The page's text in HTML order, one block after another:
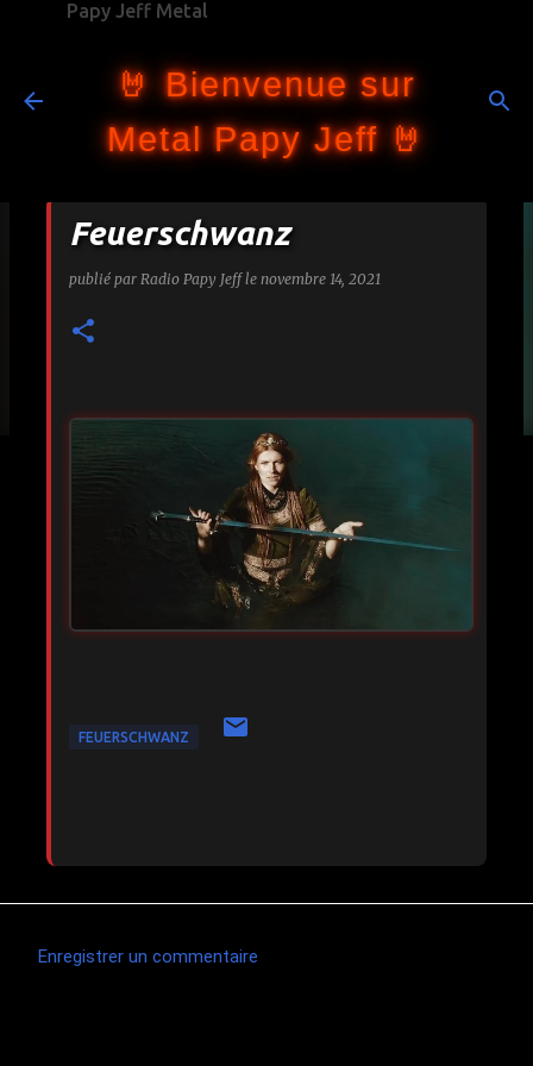
Papy Jeff Metal
🤘 Bienvenue sur
Metal Papy Jeff 🤘
Feuerschwanz
publié par Radio Papy Jeff le novembre 14, 2021
FEUERSCHWANZ
Enregistrer un commentaire